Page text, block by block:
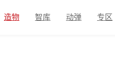
造物 智库 动弹 专区